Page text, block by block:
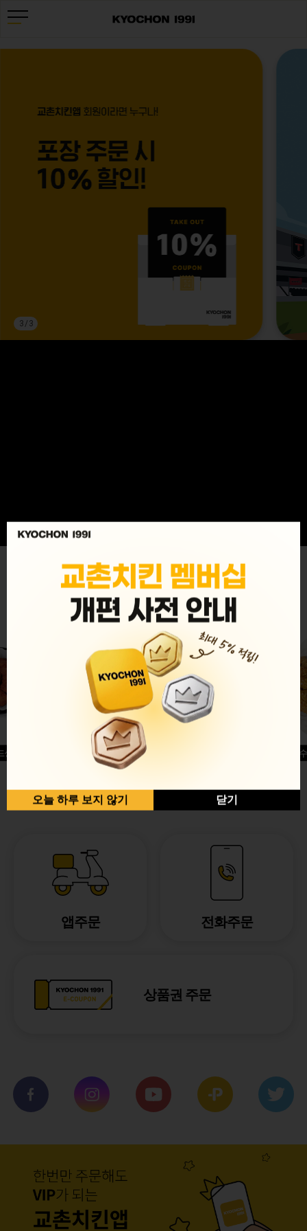
3/ 3
MENU
글윙
반반순살[레드+허니]
허니옥
앱주문 전화주문
상품권 주문
오늘 하루 보지 않기 닫기